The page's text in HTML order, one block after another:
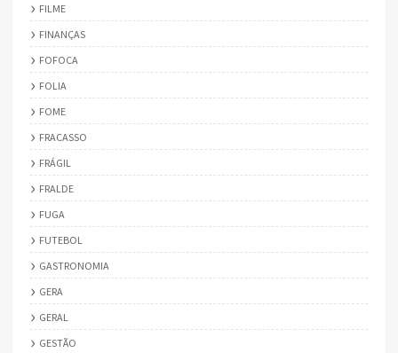
FILME
FINANÇAS
FOFOCA
FOLIA
FOME
FRACASSO
FRÁGIL
FRALDE
FUGA
FUTEBOL
GASTRONOMIA
GERA
GERAL
GESTÃO